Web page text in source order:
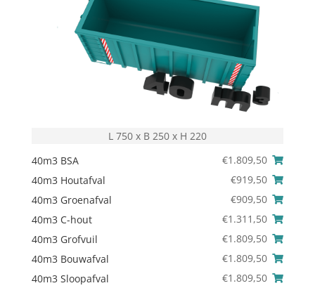
L 750 x B 250 x H 220
40m3 BSA
€1.809,50
40m3 Houtafval
€919,50
40m3 Groenafval
€909,50
40m3 C-hout
€1.311,50
40m3 Grofvuil
€1.809,50
40m3 Bouwafval
€1.809,50
40m3 Sloopafval
€1.809,50